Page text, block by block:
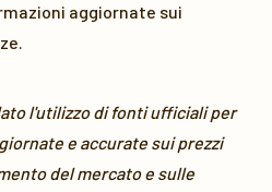
aggiornate sui
l'utilizzo di fonti ufficiali per
e accurate sui prezzi
del mercato e sulle